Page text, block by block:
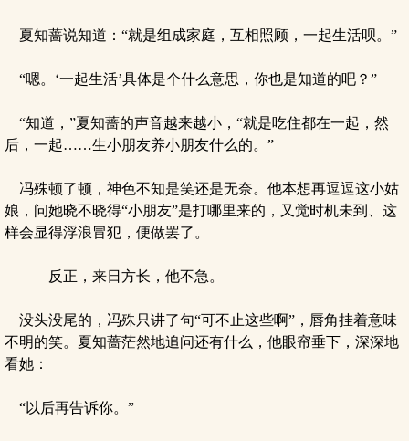
夏知蔷说知道：“就是组成家庭，互相照顾，一起生活呗。”
“嗯。‘一起生活’具体是个什么意思，你也是知道的吧？”
“知道，”夏知蔷的声音越来越小，“就是吃住都在一起，然
后，一起……生小朋友养小朋友什么的。”
冯殊顿了顿，神色不知是笑还是无奈。他本想再逗逗这小姑
娘，问她晓不晓得“小朋友”是打哪里来的，又觉时机未到、这
样会显得浮浪冒犯，便做罢了。
——反正，来日方长，他不急。
没头没尾的，冯殊只讲了句“可不止这些啊”，唇角挂着意味
不明的笑。夏知蔷茫然地追问还有什么，他眼帘垂下，深深地
看她：
“以后再告诉你。”